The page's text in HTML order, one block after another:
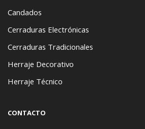
Candados
Cerraduras Electrónicas
Cerraduras Tradicionales
Herraje Decorativo
Herraje Técnico
CONTACTO